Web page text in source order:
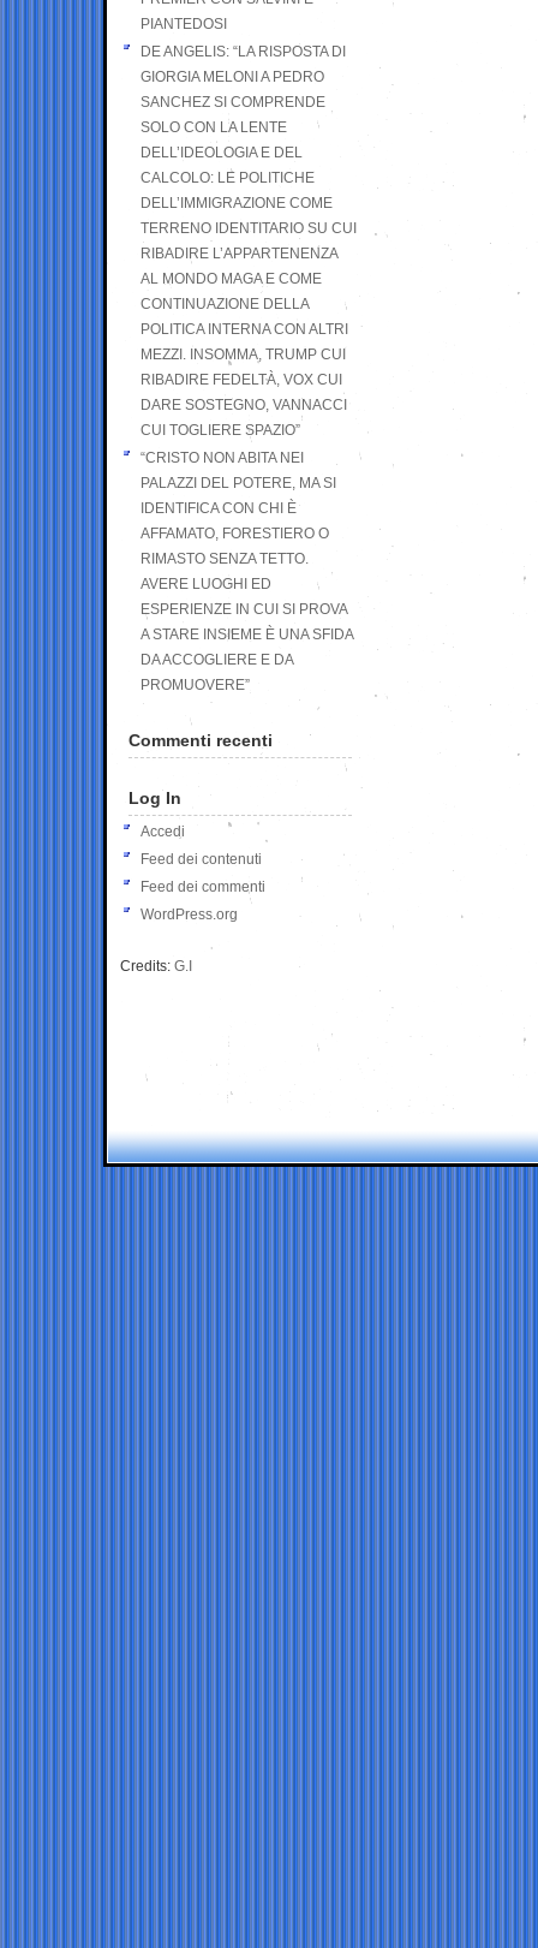
PIANTEDOSI
DE ANGELIS: “LA RISPOSTA DI
GIORGIA MELONI A PEDRO
SANCHEZ SI COMPRENDE
SOLO CON LA LENTE
DELL’IDEOLOGIA E DEL
CALCOLO: LE POLITICHE
DELL’IMMIGRAZIONE COME
TERRENO IDENTITARIO SU CUI
RIBADIRE L’APPARTENENZA
AL MONDO MAGA E COME
CONTINUAZIONE DELLA
POLITICA INTERNA CON ALTRI
MEZZI. INSOMMA, TRUMP CUI
RIBADIRE FEDELTÀ, VOX CUI
DARE SOSTEGNO, VANNACCI
CUI TOGLIERE SPAZIO”
“CRISTO NON ABITA NEI
PALAZZI DEL POTERE, MA SI
IDENTIFICA CON CHI È
AFFAMATO, FORESTIERO O
RIMASTO SENZA TETTO.
AVERE LUOGHI ED
ESPERIENZE IN CUI SI PROVA
A STARE INSIEME È UNA SFIDA
DA ACCOGLIERE E DA
PROMUOVERE”
Commenti recenti
Log In
Accedi
Feed dei contenuti
Feed dei commenti
WordPress.org
Credits: G.I